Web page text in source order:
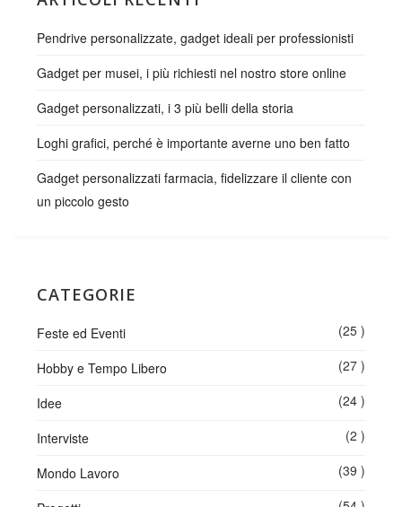
Pendrive personalizzate, gadget ideali per professionisti
Gadget per musei, i più richiesti nel nostro store online
Gadget personalizzati, i 3 più belli della storia
Loghi grafici, perché è importante averne uno ben fatto
Gadget personalizzati farmacia, fidelizzare il cliente con
un piccolo gesto
CATEGORIE
Feste ed Eventi (25 )
Hobby e Tempo Libero (27 )
Idee (24 )
Interviste (2 )
Mondo Lavoro (39 )